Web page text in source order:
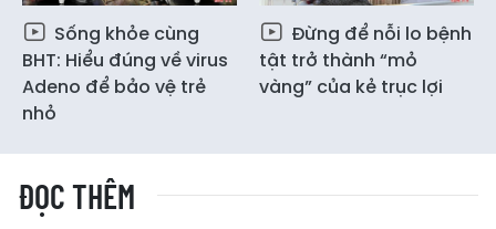
Sống khỏe cùng
BHT: Hiểu đúng về virus
Adeno để bảo vệ trẻ
nhỏ
Đừng để nỗi lo bệnh
tật trở thành “mỏ
vàng” của kẻ trục lợi
ĐỌC THÊM